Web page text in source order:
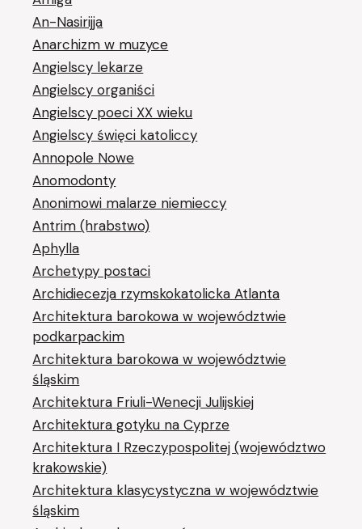
An-Nasirijja
Anarchizm w muzyce
Angielscy lekarze
Angielscy organiści
Angielscy poeci XX wieku
Angielscy święci katoliccy
Annopole Nowe
Anomodonty
Anonimowi malarze niemieccy
Antrim (hrabstwo)
Aphylla
Archetypy postaci
Archidiecezja rzymskokatolicka Atlanta
Architektura barokowa w województwie
podkarpackim
Architektura barokowa w województwie
śląskim
Architektura Friuli-Wenecji Julijskiej
Architektura gotyku na Cyprze
Architektura I Rzeczypospolitej (województwo
krakowskie)
Architektura klasycystyczna w województwie
śląskim